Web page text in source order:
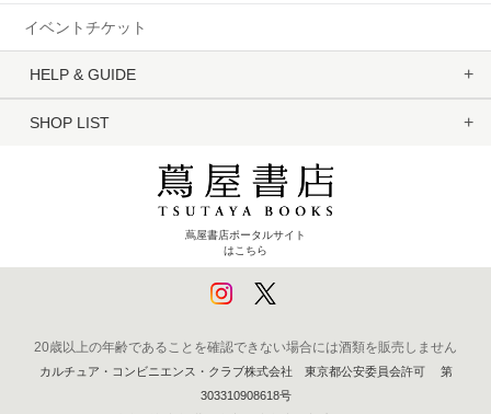
イベントチケット
HELP & GUIDE
SHOP LIST
蔦屋書店ポータルサイト
はこちら
20歳以上の年齢であることを確認できない場合には酒類を販売しません
カルチュア・コンビニエンス・クラブ株式会社 東京都公安委員会許可 第
303310908618号